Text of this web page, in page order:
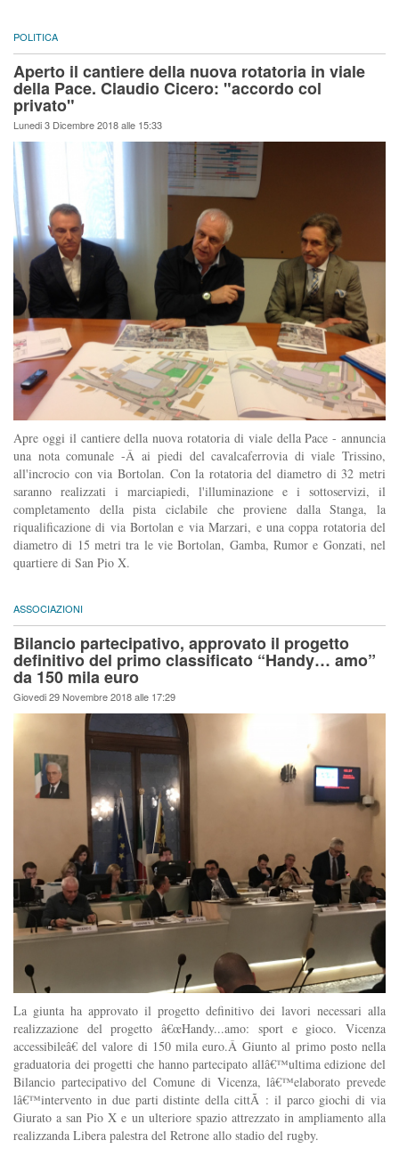
POLITICA
Aperto il cantiere della nuova rotatoria in viale
della Pace. Claudio Cicero: "accordo col
privato"
Lunedi 3 Dicembre 2018 alle 15:33
Apre oggi il cantiere della nuova rotatoria di viale della Pace - annuncia
una nota comunale -Â ai piedi del cavalcaferrovia di viale Trissino,
all'incrocio con via Bortolan. Con la rotatoria del diametro di 32 metri
saranno realizzati i marciapiedi, l'illuminazione e i sottoservizi, il
completamento della pista ciclabile che proviene dalla Stanga, la
riqualificazione di via Bortolan e via Marzari, e una coppa rotatoria del
diametro di 15 metri tra le vie Bortolan, Gamba, Rumor e Gonzati, nel
quartiere di San Pio X.
ASSOCIAZIONI
Bilancio partecipativo, approvato il progetto
definitivo del primo classificato “Handy… amo”
da 150 mila euro
Giovedi 29 Novembre 2018 alle 17:29
La giunta ha approvato il progetto definitivo dei lavori necessari alla
realizzazione del progetto â€œHandy...amo: sport e gioco. Vicenza
accessibileâ€ del valore di 150 mila euro.Â Giunto al primo posto nella
graduatoria dei progetti che hanno partecipato allâ€™ultima edizione del
Bilancio partecipativo del Comune di Vicenza, lâ€™elaborato prevede
lâ€™intervento in due parti distinte della cittÃ : il parco giochi di via
Giurato a san Pio X e un ulteriore spazio attrezzato in ampliamento alla
realizzanda Libera palestra del Retrone allo stadio del rugby.